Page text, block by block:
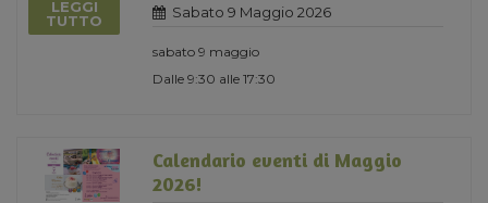
LEGGI
TUTTO
Sabato 9 Maggio 2026
sabato 9 maggio
Dalle 9:30 alle 17:30
Calendario eventi di Maggio
2026!